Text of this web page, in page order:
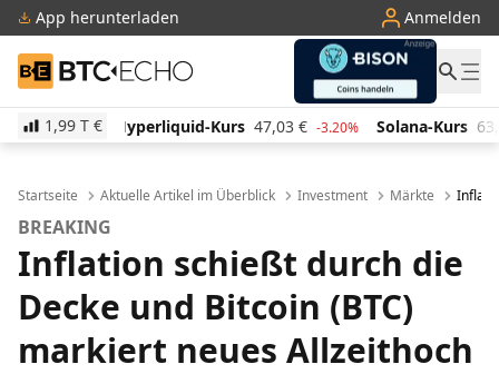
App herunterladen Anmelden
BTC-ECHO
1,99 T €
Kurs 47,03 € -3.20% Solana-Kurs 63,94 € 1.30% TRON-
Startseite Aktuelle Artikel im Überblick Investment Märkte
BREAKING
Inflation schießt durch die
Decke und Bitcoin (BTC)
markiert neues Allzeithoch